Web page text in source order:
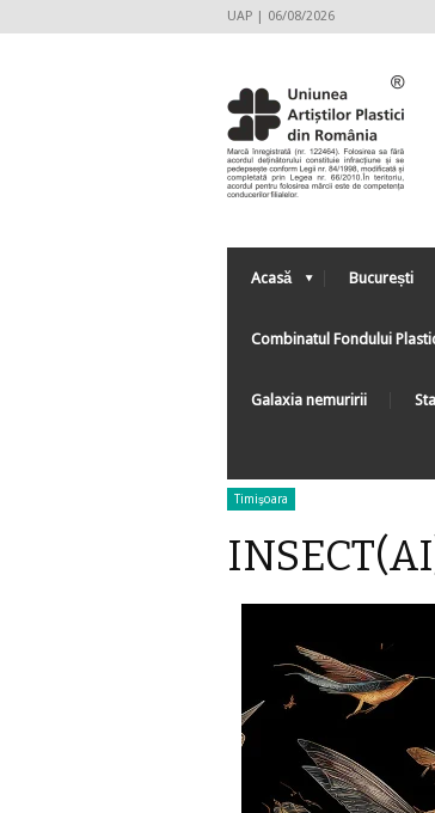
UAP | 06/08/2026
Acasă București
Combinatul Fondului
Galaxia nemuririi
Timişoara